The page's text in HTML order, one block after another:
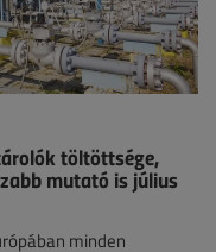
töltöttsége,
mutató is július
minden